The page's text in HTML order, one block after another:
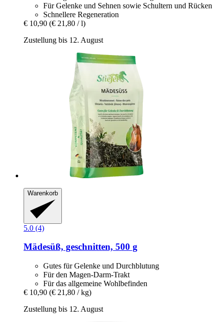
Für Gelenke und Sehnen sowie Schultern und Rücken
Schnellere Regeneration
€ 10,90 (€ 21,80 / l)
Zustellung bis 12. August
Warenkorb
5.0 (4)
Mädesüß, geschnitten, 500 g
Gutes für Gelenke und Durchblutung
Für den Magen-Darm-Trakt
Für das allgemeine Wohlbefinden
€ 10,90 (€ 21,80 / kg)
Zustellung bis 12. August